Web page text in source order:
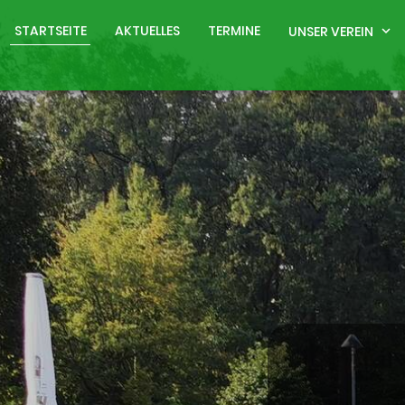
STARTSEITE AKTUELLES TERMINE UNSER VEREIN expand_more